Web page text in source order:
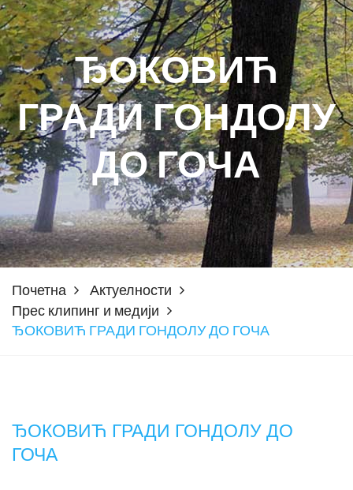
ЂОКОВИЋ
ГРАДИ ГОНДОЛУ
ДО ГОЧА
Почетна
Актуелности
Прес клипинг и медији
ЂОКОВИЋ ГРАДИ ГОНДОЛУ ДО ГОЧА
ЂОКОВИЋ ГРАДИ ГОНДОЛУ ДО
ГОЧА